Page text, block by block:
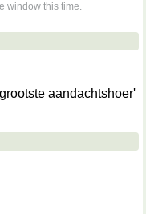
window this time.
aandachtshoer'